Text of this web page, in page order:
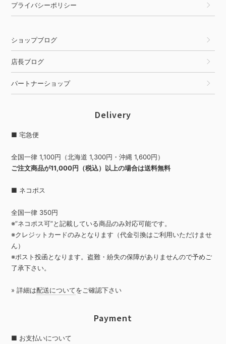
プライバシーポリシー
ショップブログ
店長ブログ
パートナーショップ
Delivery
■ 宅急便
全国一律 1,100円（北海道 1,300円・沖縄 1,600円）
ご注文商品が11,000円（税込）以上の場合は送料無料
■ ネコポス
全国一律 350円
※”ネコポス可”と記載している商品のみ対応可能です。
※クレジットカードのみとなります（代金引換はご利用いただけませ
ん）
※ポスト投函となります。盗難・紛失の保障がありませんので予めご
了承下さい。
» 詳細は配送についてをご確認下さい
Payment
■ お支払いについて